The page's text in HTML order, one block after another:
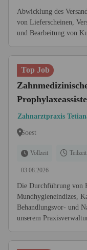
Abwicklung des
von Lieferscheinen,
und Bearbeitung von
Top Job
(m|w|d)
Zahnarztpraxis
Soest
Vollzeit Teilzeit
03.08.2026
Die Durchführung von
Mundhygieneindizes,
Behandlungsvor- und
unserem